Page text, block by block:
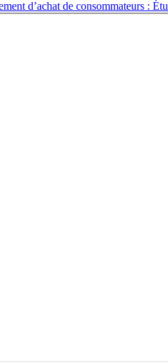
d’achat de consommateurs :